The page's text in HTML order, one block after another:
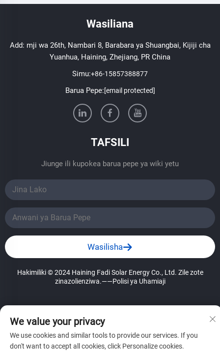
Wasiliana
Add: mji wa 26th, Nambari 8, Barabara ya Shuangbai, Kijiji cha
Yuanhua, Haining, Zhejiang, PR China
Simu:+86-15857388877
Barua Pepe:[email protected]
TAFSILI
Jiunge ili kupokea barua pepe ya wiki yetu
Wasilisha
Hakimiliki © 2024 Haining Fadi Solar Energy Co., Ltd. Zile zote
zinazolienziwa.——Polisi ya Uhamiaji
We value your privacy
We use cookies and similar tools to provide our services. If you
don't want to accept all cookies, click Personalize cookies.